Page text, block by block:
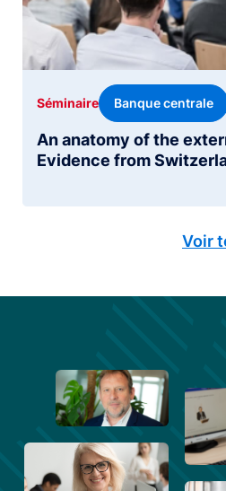
An anatomy of the
Evidence from
Séminaire Banque centrale
Voir